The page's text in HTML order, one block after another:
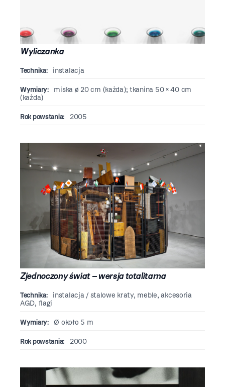
Wyliczanka
Technika: instalacja
Wymiary:
miska ø 20 cm (każda); tkanina 50 × 40 cm
(każda)
Rok powstania: 2005
Zjednoczony świat – wersja totalitarna
Technika:
instalacja / stalowe kraty, meble, akcesoria
AGD, flagi
Wymiary: Ø około 5 m
Rok powstania: 2000